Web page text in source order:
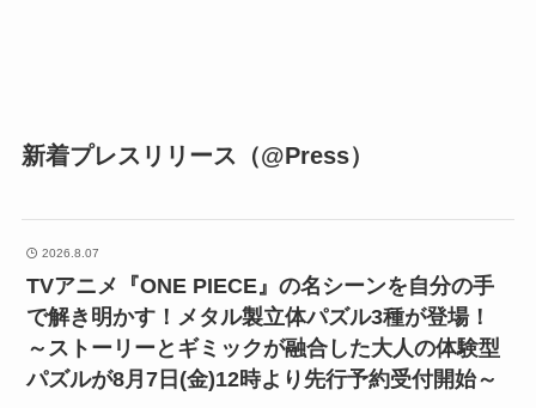
新着プレスリリース（@Press）
2026.8.07
TVアニメ『ONE PIECE』の名シーンを自分の手
で解き明かす！メタル製立体パズル3種が登場！
～ストーリーとギミックが融合した大人の体験型
パズルが8月7日(金)12時より先行予約受付開始～